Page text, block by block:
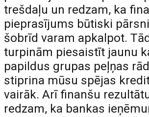
trešdaļu un redzam, ka
pieprasījums būtiski
šobrīd varam apkalpot.
turpinām piesaistīt jaunu
papildus grupas peļņas
stiprina mūsu spējas
vairāk. Arī finanšu
redzam, ka bankas